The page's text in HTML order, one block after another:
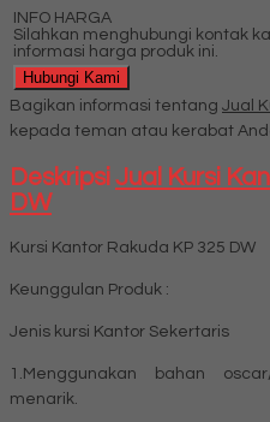
INFO HARGA
Silahkan menghubungi kontak
informasi harga produk ini.
Hubungi Kami
Bagikan informasi tentang Jual
kepada teman atau kerabat
DeskripsiJual Kursi
DW
Kursi Kantor Rakuda KP 325 DW
Keunggulan Produk :
Jenis kursi Kantor Sekertaris
1.Menggunakan bahan
menarik.